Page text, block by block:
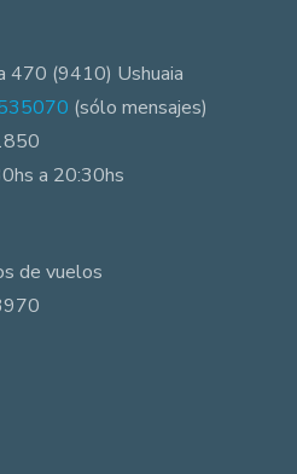
470 (9410) Ushuaia
(sólo mensajes)
a 20:30hs
de vuelos